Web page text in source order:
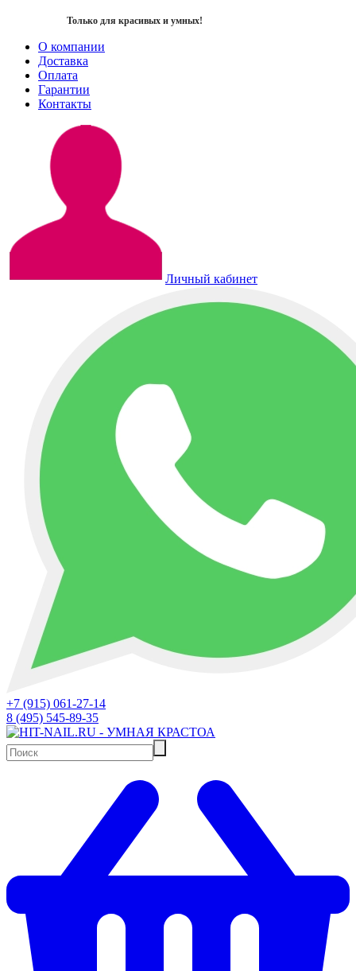
Только для красивых и умных!
О компании
Доставка
Оплата
Гарантии
Контакты
Личный кабинет
+7 (915) 061-27-14
8 (495) 545-89-35